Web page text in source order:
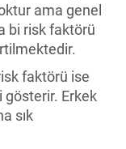
ama genel
bi risk faktörü
faktörü ise
Erkek
sık